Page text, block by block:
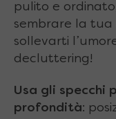
pulito e
sembrare la tua
sollevarti
decluttering!
Usa gli specchi
profondità: